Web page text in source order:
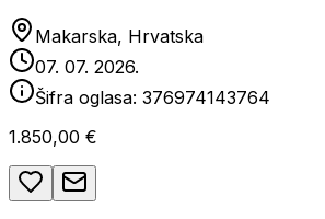
Makarska, Hrvatska
07. 07. 2026.
Šifra oglasa: 376974143764
1.850,00 €